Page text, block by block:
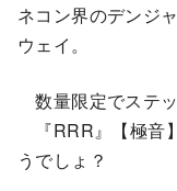
ネコン界のデンジ
ウェイ。
数量限定でステ
『RRR』【極音
うでしょ？